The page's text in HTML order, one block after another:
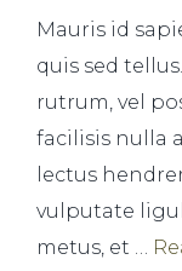
Mauris id
quis sed
rutrum, vel
facilisis nulla
lectus
vulputate
metus, et …